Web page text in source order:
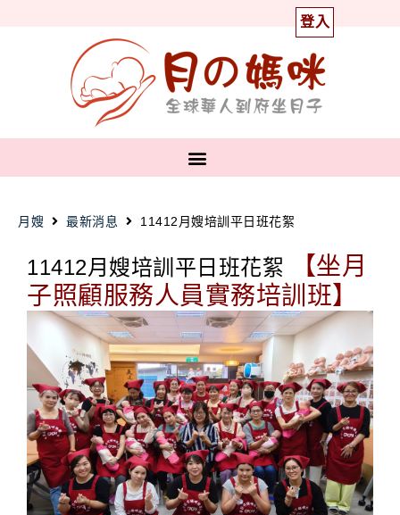
登入
月嫂 最新消息 11412月嫂培訓平日班花絮
11412月嫂培訓平日班花絮
【坐月
子照顧服務人員實務培訓班】